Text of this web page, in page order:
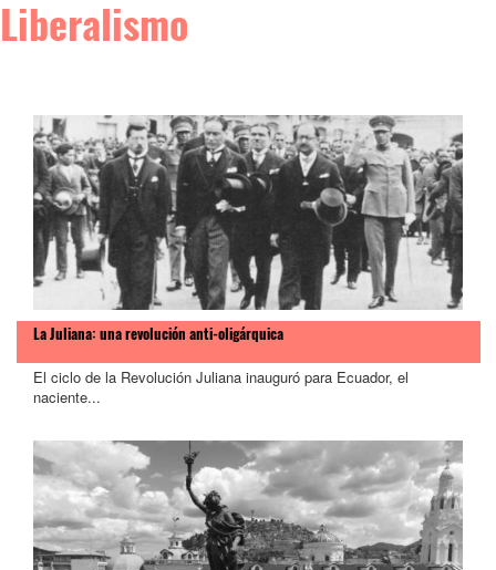
Liberalismo
La Juliana: una revolución anti-oligárquica
El ciclo de la Revolución Juliana inauguró para Ecuador, el
naciente...